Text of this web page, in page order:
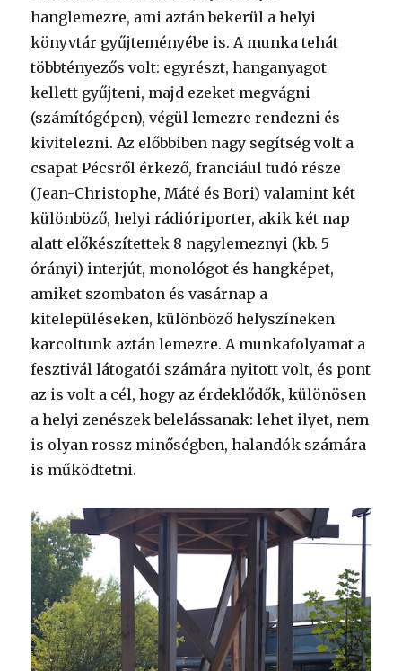
hanglemezre, ami aztán bekerül a helyi
könyvtár gyűjteményébe is. A munka tehát
többtényezős volt: egyrészt, hanganyagot
kellett gyűjteni, majd ezeket megvágni
(számítógépen), végül lemezre rendezni és
kivitelezni. Az előbbiben nagy segítség volt a
csapat Pécsről érkező, franciául tudó része
(Jean-Christophe, Máté és Bori) valamint két
különböző, helyi rádióriporter, akik két nap
alatt előkészítettek 8 nagylemeznyi (kb. 5
órányi) interjút, monológot és hangképet,
amiket szombaton és vasárnap a
kitelepüléseken, különböző helyszíneken
karcoltunk aztán lemezre. A munkafolyamat a
fesztivál látogatói számára nyitott volt, és pont
az is volt a cél, hogy az érdeklődők, különösen
a helyi zenészek belelássanak: lehet ilyet, nem
is olyan rossz minőségben, halandók számára
is működtetni.